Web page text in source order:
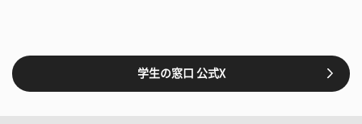
学生の窓口 公式X